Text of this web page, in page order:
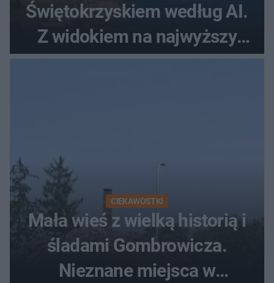
Świętokrzyskiem według AI.
Z widokiem na najwyższy
szczyt Gór Świętokrzyskich
CIEKAWOSTKI
Mała wieś z wielką historią i
śladami Gombrowicza.
Nieznane miejsca w